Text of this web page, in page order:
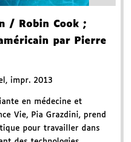
/ Robin Cook ;
par Pierre
, impr. 2013
en médecine et
Vie, Pia Grazdini, prend
pour travailler dans